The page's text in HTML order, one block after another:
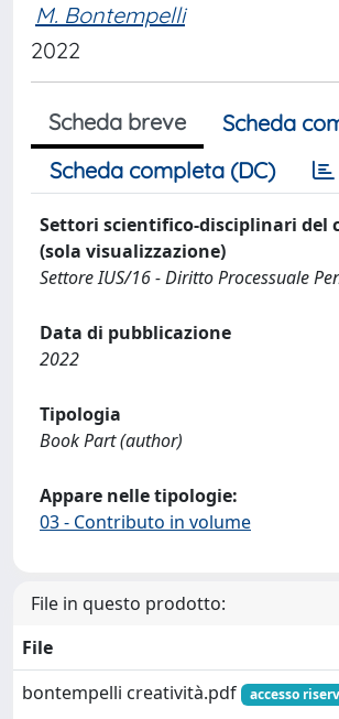
M. Bontempelli
2022
Scheda breve
Scheda
Scheda completa (DC)
Settori scientifico-disciplinari del
(sola visualizzazione)
Settore IUS/16 - Diritto Processuale
Data di pubblicazione
2022
Tipologia
Book Part (author)
Appare nelle tipologie:
03 - Contributo in volume
File in questo prodotto:
File
bontempelli creatività.pdf
accesso